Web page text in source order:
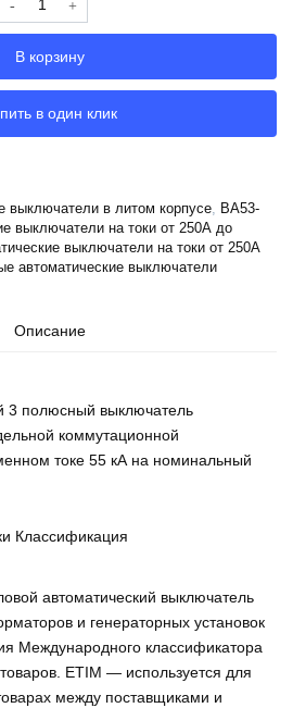
ВА55-
690AC-
В корзину
в один клик
выключатели в литом корпусе
ВА53-
выключатели на токи от 250А до
выключатели на токи от 250А
автоматические выключатели
Описание
3 полюсный выключатель
коммутационной
токе 55 кА на номинальный
Классификация
автоматический выключатель
и генераторных установок
Международного классификатора
ETIM — используется для
между поставщиками и